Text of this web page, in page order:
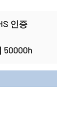
인증
50000h